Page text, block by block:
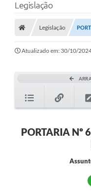
Legislação
Legislação
Atualizado em: 30/10/
PORTARIA Nº